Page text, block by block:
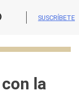
SUSCRÍBETE
la